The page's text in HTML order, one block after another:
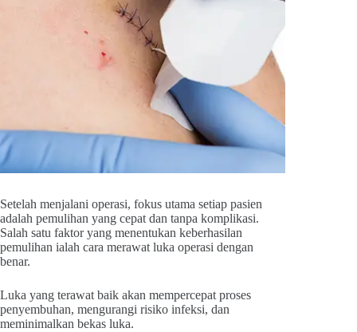
Setelah menjalani operasi, fokus utama setiap pasien
adalah pemulihan yang cepat dan tanpa komplikasi.
Salah satu faktor yang menentukan keberhasilan
pemulihan ialah cara merawat luka operasi dengan
benar.
Luka yang terawat baik akan mempercepat proses
penyembuhan, mengurangi risiko infeksi, dan
meminimalkan bekas luka.